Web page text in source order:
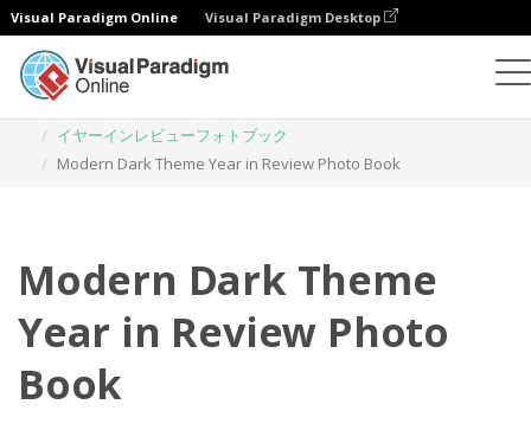
Visual Paradigm Online Visual Paradigm Desktop
イヤーインレビューフォトブック
Modern Dark Theme Year in Review Photo Book
Modern Dark Theme
Year in Review Photo
Book